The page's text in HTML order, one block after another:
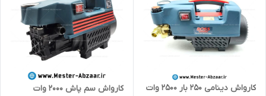
کارواش دینامی 250 بار 2500 وات
کارواش سم پاش 2000 وات